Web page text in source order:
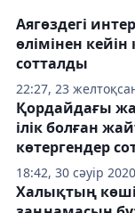
22:27, 23
Аягөздегі
өлімінен
сотталды
18:42, 30 сәуір 2020
Қордайдағы
ілік болған
көтергендер
Халықтың